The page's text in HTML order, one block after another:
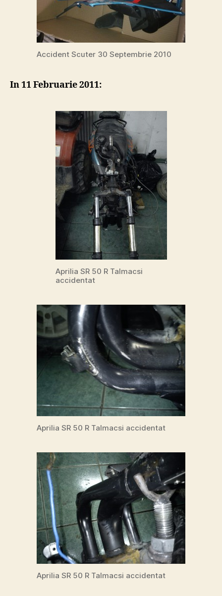
Accident Scuter 30 Septembrie 2010
In 11 Februarie 2011:
Aprilia SR 50 R Talmacsi
accidentat
Aprilia SR 50 R Talmacsi accidentat
Aprilia SR 50 R Talmacsi accidentat